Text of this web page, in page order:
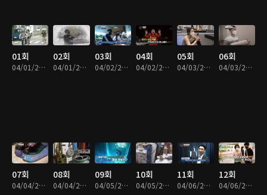
01회
04/01/2022 • 27분
02회
04/01/2022 • 26분
03회
04/02/2022 • 28분
04회
04/02/2022 • 28분
05회
04/03/2022 • 28분
06회
04/03/2022 • 28분
07회
04/04/2022 • 28분
08회
04/04/2022 • 28분
09회
04/05/2022 • 28분
10회
04/05/2022 • 28분
11회
04/06/2022 • 28분
12회
04/06/2022 • 28분